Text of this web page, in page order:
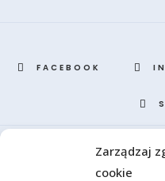
Zarządzaj
cookie
FACEBOOK
Portal CSPB, przygotowany i